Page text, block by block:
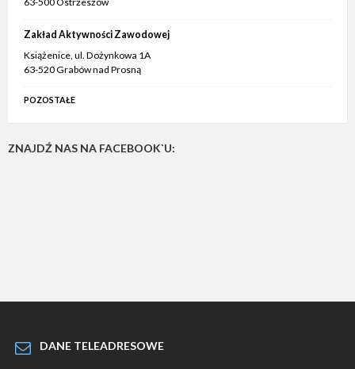
Zakład Aktywności Zawodowej
Książenice, ul. Dożynkowa 1A
63-520 Grabów nad Prosną
POZOSTAŁE
ZNAJDŹ NAS NA FACEBOOK`U:
DANE TELEADRESOWE